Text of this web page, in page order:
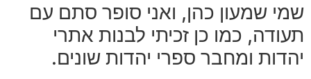
שמי שמעון כהן, ואני סופר סתם עם
תעודה, כמו כן זכיתי לבנות אתרי
יהדות ומחבר ספרי יהדות שונים.